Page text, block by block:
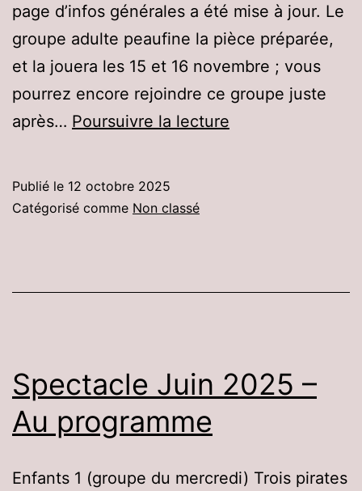
page d’infos générales a été mise à jour. Le
groupe adulte peaufine la pièce préparée,
et la jouera les 15 et 16 novembre ; vous
pourrez encore rejoindre ce groupe juste
après… Poursuivre la lecture
Publié le 12 octobre 2025
Catégorisé comme Non classé
Spectacle Juin 2025 –
Au programme
Enfants 1 (groupe du mercredi) Trois pirates